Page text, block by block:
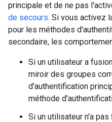
principale et de ne pas
de secours. Si vous activez
pour les méthodes
secondaire, les
Si un utilisateur a
miroir des groupes
d'authentification
méthode
Si un utilisateur n'a